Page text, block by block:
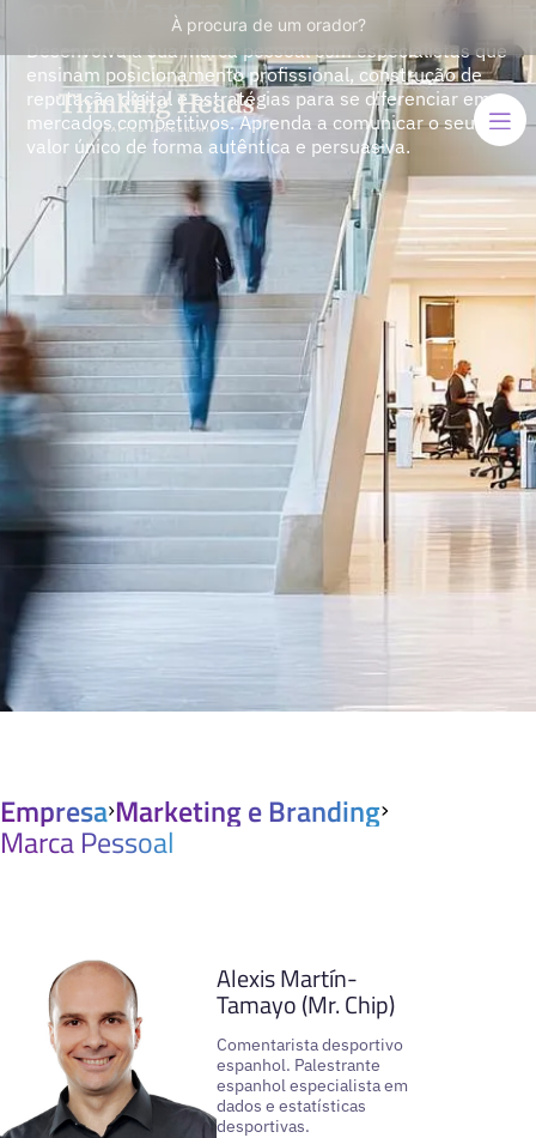
À procura de um orador?
Desenvolva a sua marca pessoal com especialistas que
ensinam posicionamento profissional, construção de
reputação digital e estratégias para se diferenciar em
mercados competitivos. Aprenda a comunicar o seu
valor único de forma autêntica e persuasiva.
EmpresaMarketing e Branding
Marca Pessoal
Alexis Martín-
Tamayo (Mr. Chip)
Comentarista desportivo
espanhol. Palestrante
espanhol especialista em
dados e estatísticas
desportivas.